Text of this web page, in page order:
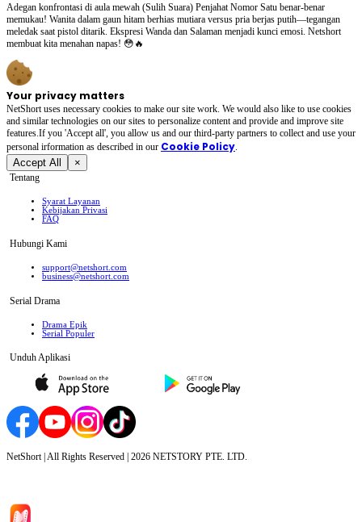
Adegan konfrontasi di aula mewah (Sulih Suara) Penjahat Nomor Satu benar-benar
memukau! Wanita dalam gaun hitam berhias mutiara versus pria berjas putih—tegangan
meledak saat pistol ditarik. Ekspresi Wanda dan Salaman menjadi kunci emosi. Netshort
membuat kita menahan napas! 😳🔥
Your privacy matters
NetShort uses necessary cookies to make our site work. We would also like to use cookies
and similar technologies on our sites to personalize content and provide and improve site
features.If you 'Accept all', you allow us and our third-party partners to collect and use your
personal irformation as described in our Cookie Policy.
Accept All ×
Tentang
Syarat Layanan
Kebijakan Privasi
FAQ
Hubungi Kami
support@netshort.com
business@netshort.com
Serial Drama
Drama Epik
Serial Populer
Unduh Aplikasi
NetShort | All Rights Reserved | 2026 NETSTORY PTE. LTD.